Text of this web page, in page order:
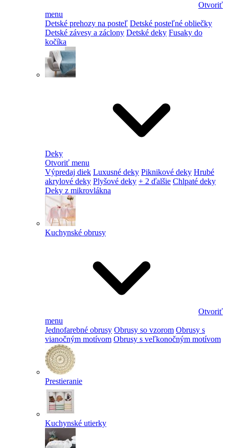
Otvoriť
menu
Detské prehozy na posteľ Detské posteľné obliečky
Detské závesy a záclony Detské deky Fusaky do
kočíka
Deky
Otvoriť menu
Výpredaj diek Luxusné deky Piknikové deky Hrubé
akrylové deky Plyšové deky + 2 ďalšie Chlpaté deky
Deky z mikrovlákna
Kuchynské obrusy
Otvoriť
menu
Jednofarebné obrusy Obrusy so vzorom Obrusy s
vianočným motívom Obrusy s veľkonočným motívom
Prestieranie
Kuchynské utierky